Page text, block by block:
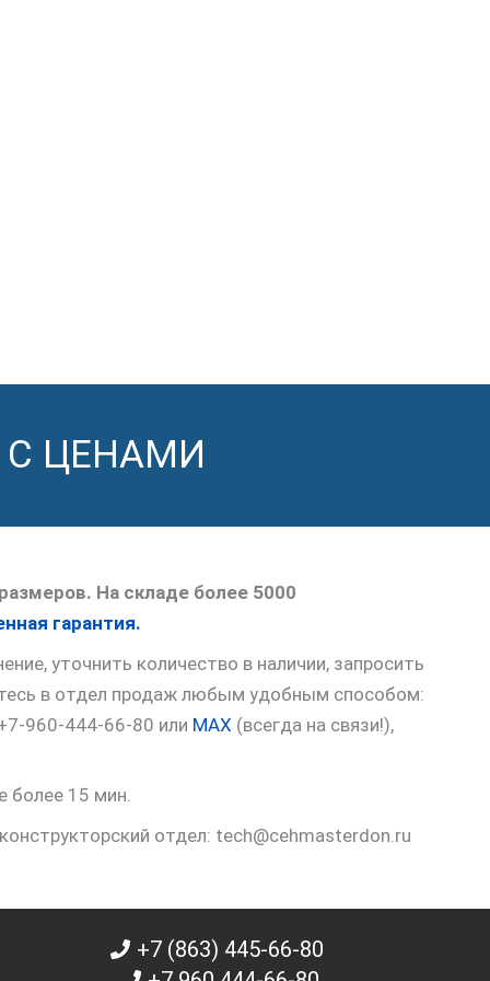
ЦЕНАМИ
На складе более 5000
гарантия.
уточнить количество в наличии, запросить
в отдел продаж любым удобным способом:
960-444-66-80 или MAX (всегда на связи!),
более 15 мин.
отдел: tech@cehmasterdon.ru
+7 (863) 445-66-80